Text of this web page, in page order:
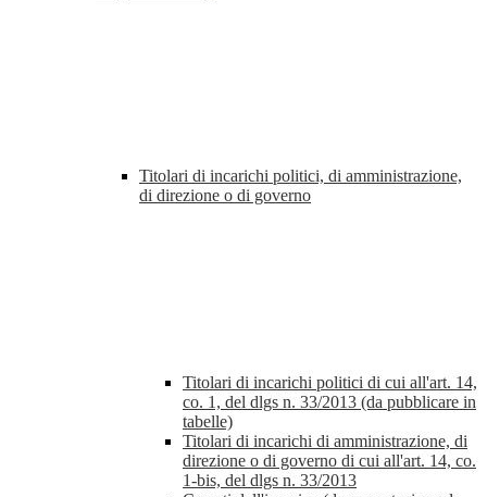
Titolari di incarichi politici, di amministrazione,
di direzione o di governo
Titolari di incarichi politici di cui all'art. 14,
co. 1, del dlgs n. 33/2013 (da pubblicare in
tabelle)
Titolari di incarichi di amministrazione, di
direzione o di governo di cui all'art. 14, co.
1-bis, del dlgs n. 33/2013